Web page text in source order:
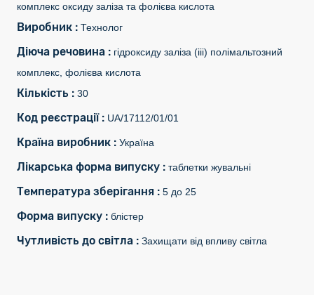
комплекс оксиду заліза та фолієва кислота
Виробник : Технолог
Діюча речовина : гідроксиду заліза (iii) полімальтозний
комплекс, фолієва кислота
Кількість : 30
Код реєстрації : UA/17112/01/01
Країна виробник : Україна
Лікарська форма випуску : таблетки жувальні
Температура зберігання : 5 до 25
Форма випуску : блістер
Чутливість до світла : Захищати від впливу світла